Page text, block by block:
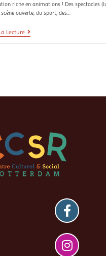
riche en animations ! Des spectacles
ouverte, du sport, des…
Lecture